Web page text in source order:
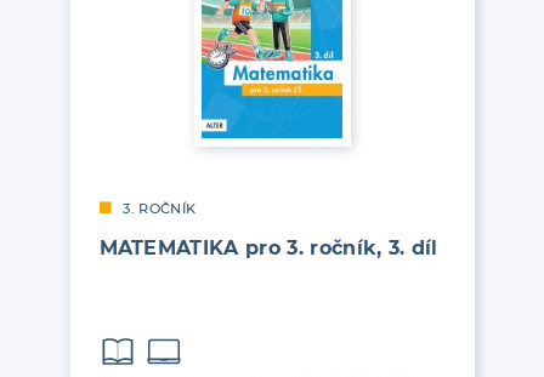
3. ROČNÍK
MATEMATIKA pro 3. ročník, 3. díl